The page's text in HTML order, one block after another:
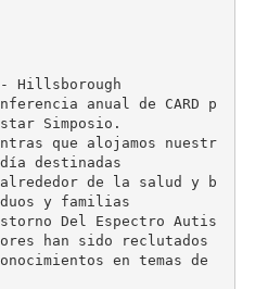
- Hillsborough
anual de CARD p
Simposio.
que alojamos nuestr
destinadas
de la salud y b
y familias
Del Espectro Autis
han sido reclutados
en temas de